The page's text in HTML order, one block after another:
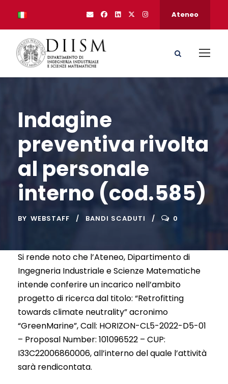
Ateneo
Indagine
preventiva rivolta
al personale
interno (cod.585)
BY WEBSTAFF BANDI SCADUTI 0
Si rende noto che l’Ateneo, Dipartimento di
Ingegneria Industriale e Scienze Matematiche
intende conferire un incarico nell’ambito
progetto di ricerca dal titolo: “Retrofitting
towards climate neutrality” acronimo
“GreenMarine”, Call: HORIZON-CL5-2022-D5-01
– Proposal Number: 101096522 – CUP:
I33C22006860006, all’interno del quale l’attività
sarà rendicontata.